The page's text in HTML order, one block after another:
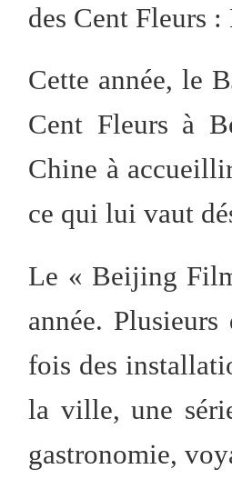
des Cent Fleurs
Cette année, le
Cent Fleurs à
Chine à
ce qui lui vaut
Le « Beijing
année.
fois des
la ville, une
gastronomie,